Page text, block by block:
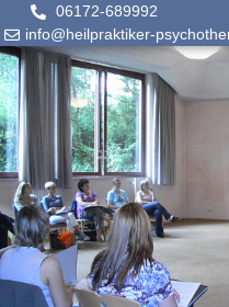
06172-689992
info@heilpraktiker-